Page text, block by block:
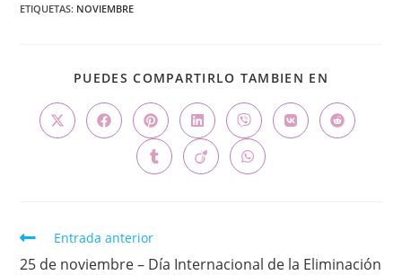
ETIQUETAS: NOVIEMBRE
PUEDES COMPARTIRLO TAMBIEN EN
Entrada anterior
25 de noviembre – Día Internacional de la Eliminación